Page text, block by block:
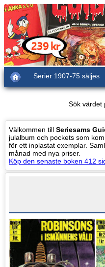
Serier 1907-75 säljes
Sök värdet
Välkommen till Seriesams
julalbum och pockets som
för ett inplastat exemplar.
månad med nya priser.
Köp den senaste boken 412